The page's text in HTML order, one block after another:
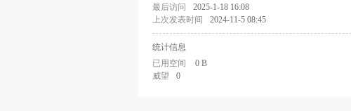
最后访问
2025-1-18 16:08
上次发表时间
2024-11-5 08:45
统计信息
已用空间
0 B
威望
0